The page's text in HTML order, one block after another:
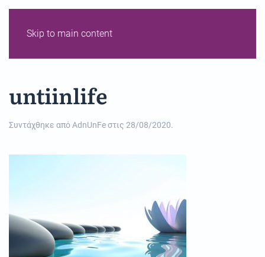
Skip to main content
untiinlife
Συντάχθηκε απόAdnUnFeστις 28/08/2020.